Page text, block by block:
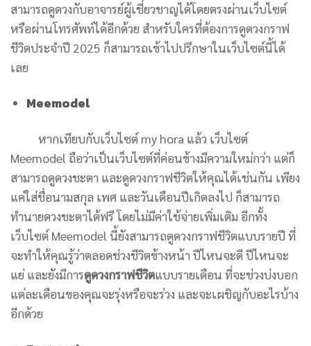
สามารถดูดวงกับอาจารย์ผู้เชี่ยวชาญได้โดยตรงผ่านเว็บไซต์
หรือผ่านโทรศัพท์ได้อีกด้วย สำหรับใครที่ต้องการดูดวงกราฟ
ชีวิตประจำปี 2025 ก็สามารถเข้าไปปรึกษาในเว็บไซต์นี้ได้
เลย
Meemodel
หากเทียบกับเว็บไซต์ my hora แล้ว เว็บไซต์
Meemodel ถือว่าเป็นเว็บไซต์ที่ค่อนข้างมีความใหม่กว่า แต่ก็
สามารถดูดวงชะตา และดูดวงกราฟชีวิตให้คุณได้เช่นกัน เพียง
แค่ใส่ชื่อนามสกุล เพศ และวันเดือนปีเกิดลงไป ก็สามารถ
ทำนายดวงชะตาได้ฟรี โดยไม่มีค่าใช้จ่ายเพิ่มเติม อีกทั้ง
เว็บไซต์ Meemodel นี้ยังสามารถดูดวงกราฟชีวิตแบบรายปี ที่
จะทำให้คุณรู้ว่าตลอดช่วงชีวิตข้างหน้า ปีไหนจะดี ปีไหนจะ
แย่ และยังมีการดูดวงกราฟชีวิตแบบรายเดือน ที่จะช่วงบ่งบอก
แต่ละเดือนของคุณจะรุ่งหรือจะร่วง และจะเผชิญกับอะไรบ้าง
อีกด้วย